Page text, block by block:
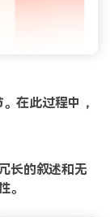
在此过程中，
长的叙述和无
。